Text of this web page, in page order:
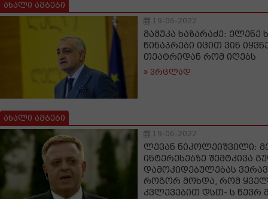
ახალი ამბები
19-06-2022
მამუკა ხაზარაძე: ელენე
წინაპრები იცით ვინ
თეატრიდან რომ იღებს
ვრცლად
ახალი ამბები
19-06-2022
ლევან ნიკოლეიშვილი: მე
ინტერესებზე შემტკივა
დამოკიდებულებას
როგორ მოხდა, რომ
კვლევებით დსთ- ს წევრ